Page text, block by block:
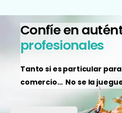
Confíe en
profesionales
Tanto si es particular
comercio… No se la